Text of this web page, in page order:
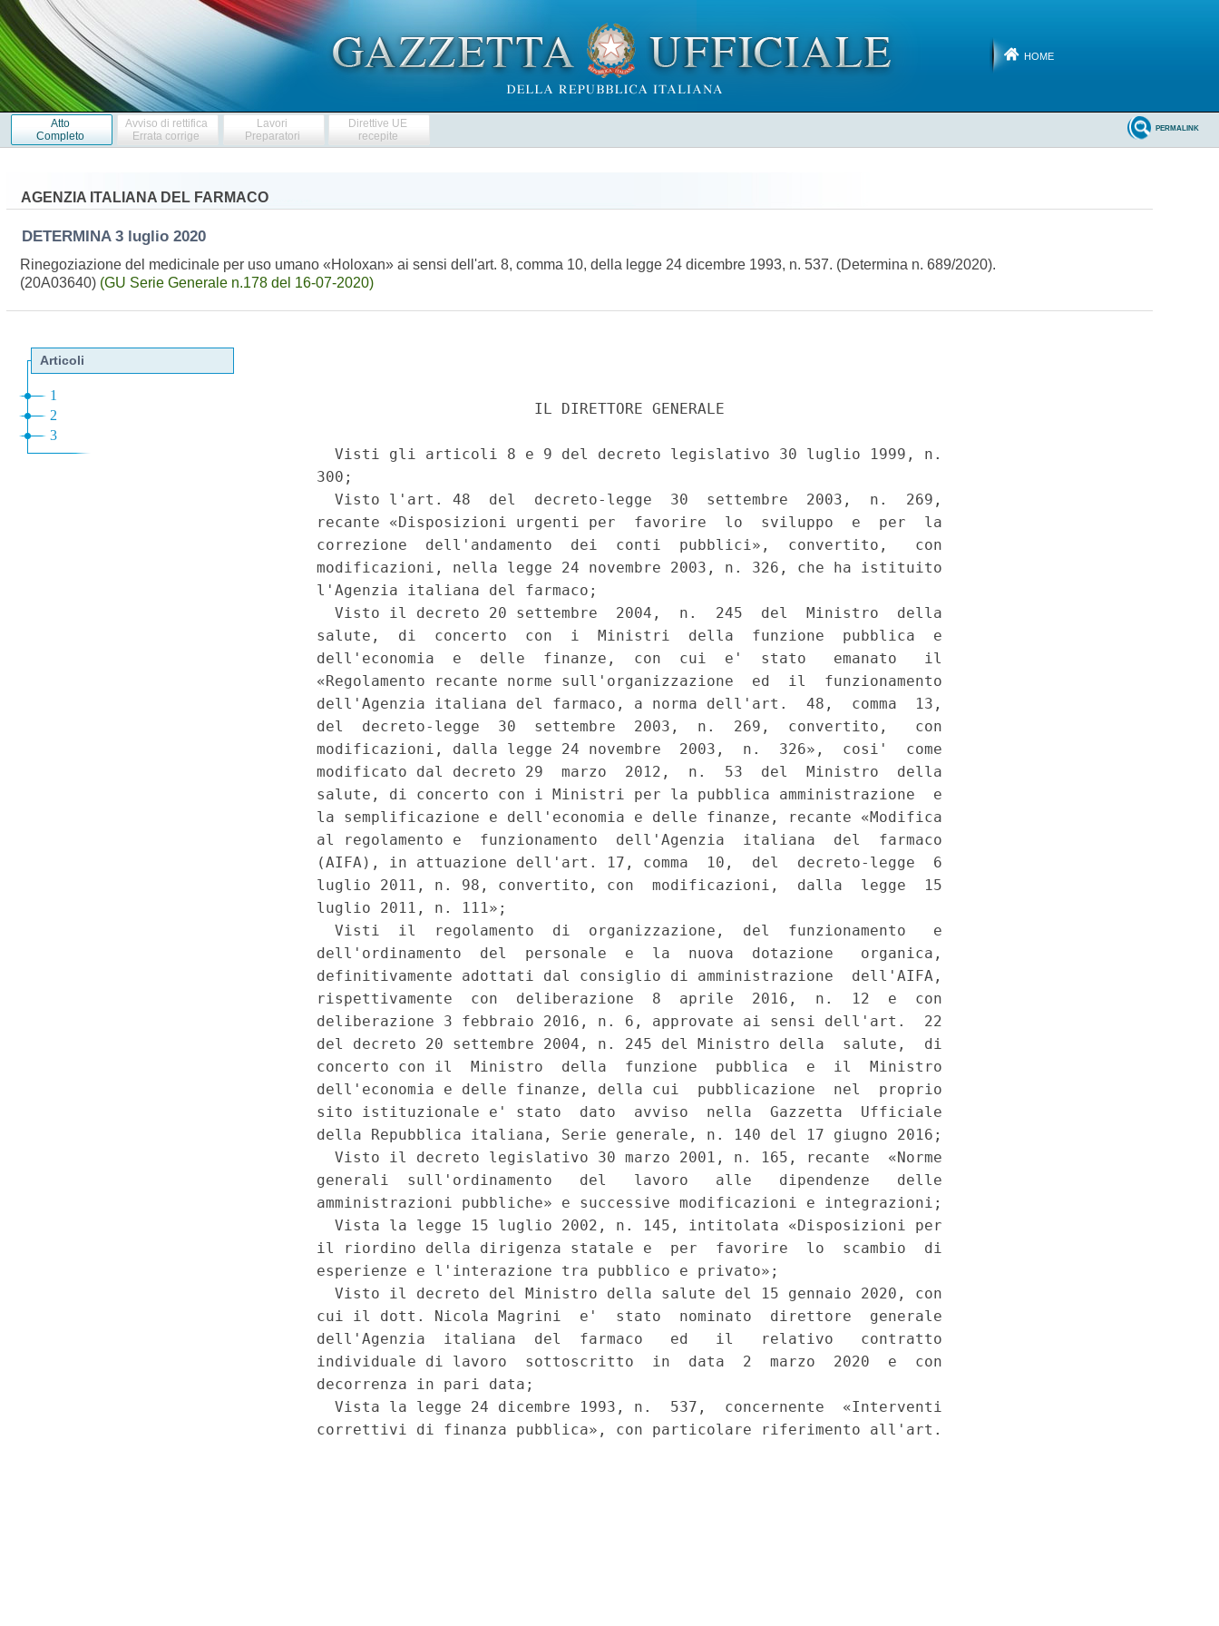
HOME
Atto
Completo
Avviso di rettifica
Errata corrige
Lavori
Preparatori
Direttive UE
recepite
PERMALINK
AGENZIA ITALIANA DEL FARMACO
DETERMINA 3 luglio 2020
Rinegoziazione del medicinale per uso umano «Holoxan» ai sensi dell'art. 8, comma 10, della legge 24 dicembre 1993, n. 537. (Determina n. 689/2020).
(20A03640) (GU Serie Generale n.178 del 16-07-2020)